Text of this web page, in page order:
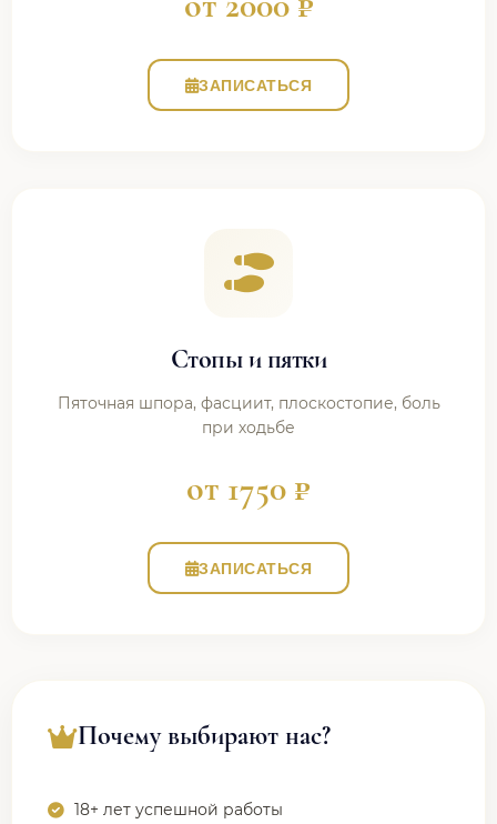
ЗАПИСАТЬСЯ
Стопы и пятки
Пяточная шпора, фасциит, плоскостопие, боль
при ходьбе
от 1750 ₽
ЗАПИСАТЬСЯ
Почему выбирают нас?
18+ лет успешной работы